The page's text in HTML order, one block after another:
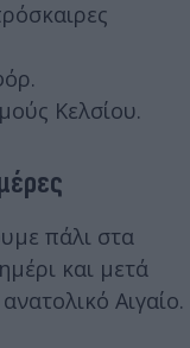
Κελσίου.
πάλι στα
και μετά
Αιγαίο.